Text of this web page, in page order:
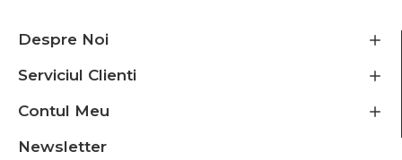
Despre Noi
Serviciul Clienti
Contul Meu
Newsletter